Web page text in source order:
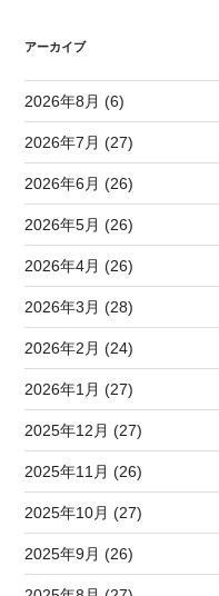
アーカイブ
2026年8月 (6)
2026年7月 (27)
2026年6月 (26)
2026年5月 (26)
2026年4月 (26)
2026年3月 (28)
2026年2月 (24)
2026年1月 (27)
2025年12月 (27)
2025年11月 (26)
2025年10月 (27)
2025年9月 (26)